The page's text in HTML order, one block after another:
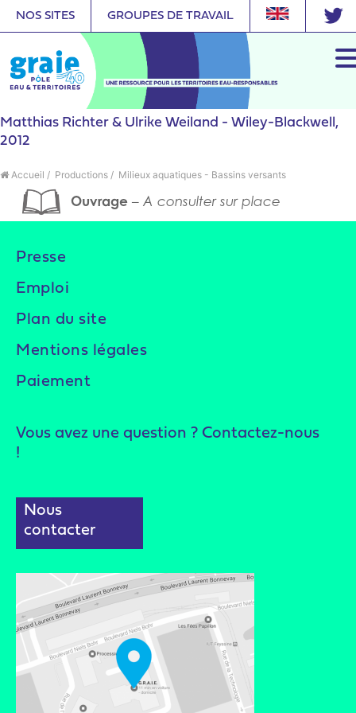
NOS SITES GROUPES DE TRAVAIL
Matthias Richter & Ulrike Weiland - Wiley-Blackwell,
2012
Accueil / Productions / Milieux aquatiques - Bassins versants
Ouvrage – A consulter sur place
Presse
Emploi
Plan du site
Mentions légales
Paiement
Vous avez une question ? Contactez-nous
!
Nous
contacter